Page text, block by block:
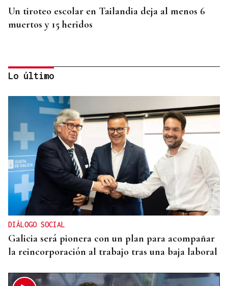
Un tiroteo escolar en Tailandia deja al menos 6
muertos y 15 heridos
CRIMEN EN GRECIA
Detenido el boxeador Sharif Ahmadzai por el
asesinato de una activista cuyo cuerpo fue hallado
en una maleta en Atenas
Lo último
DIÁLOGO SOCIAL
Galicia será pionera con un plan para acompañar
la reincorporación al trabajo tras una baja laboral